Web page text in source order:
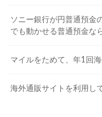
ソニー銀行が円普通預金
でも動かせる普通預金な
マイルをためて、年1回
海外通販サイトを利用し